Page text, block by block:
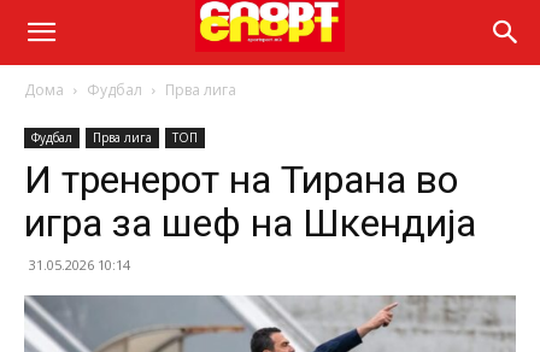
Дома Фудбал Прва лига
Фудбал Прва лига ТОП
И тренерот на Тирана во
игра за шеф на Шкендија
31.05.2026 10:14